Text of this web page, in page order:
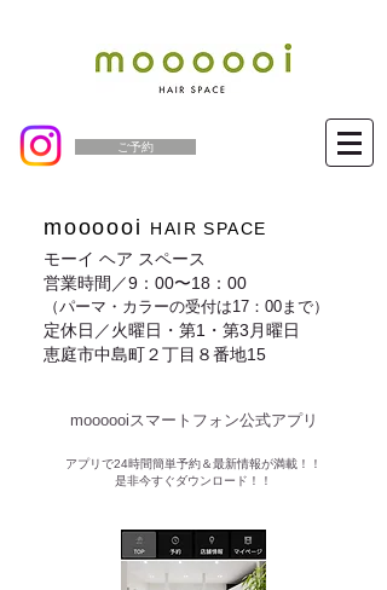
ご予約
moooooi
HAIR SPACE
モーイ ヘア スペース
営業時間／9：00〜18：00
（パーマ・カラーの受付は17：00まで）
定休日／火曜日・第1・第3月曜日
恵庭市中島町２丁目８番地15
moooooiスマートフォン公式アプリ​
​アプリで24時間簡単予約＆最新情報が満載！！
是非今すぐダウンロード！！